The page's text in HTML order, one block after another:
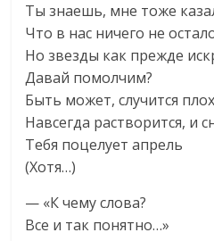
Ты знаешь, мне тоже
Что в нас ничего не
Но звезды как прежде
Давай помолчим?
Быть может, случится
Навсегда растворится, и
Тебя поцелует апрель
(Хотя…)
— «К чему слова?
Все и так понятно…»